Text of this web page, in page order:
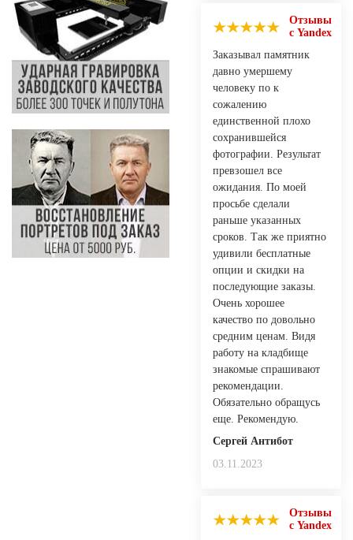
Отзывы
с Yandex
Заказывал памятник
давно умершему
человеку по к
сожалению
единственной плохо
сохранившейся
фотографии. Результат
превзошел все
ожидания. По моей
просьбе сделали
раньше указанных
сроков. Так же приятно
удивили бесплатные
опции и скидки на
последующие заказы.
Очень хорошее
качество по довольно
средним ценам. Видя
работу на кладбище
знакомые спрашивают
рекомендации.
Обязательно обращусь
еще. Рекомендую.
Сергей Антибот
03.11.2023
Отзывы
с Yandex